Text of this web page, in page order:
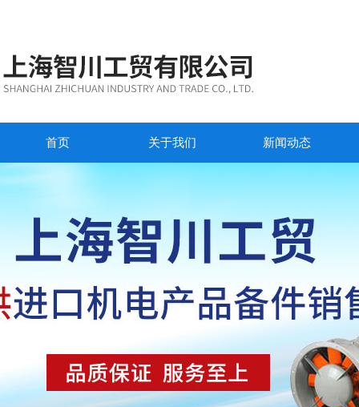
首页 关于我们 新闻动态